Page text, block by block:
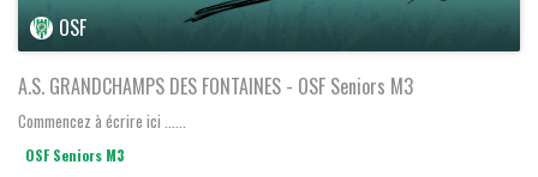
OSF
A.S. GRANDCHAMPS DES FONTAINES - OSF Seniors M3
Commencez à écrire ici ......
OSF Seniors M3